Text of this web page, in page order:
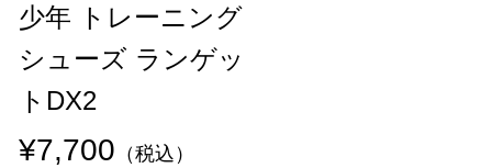
少年 トレーニング
シューズ ランゲッ
トDX2
¥7,700 （税込）